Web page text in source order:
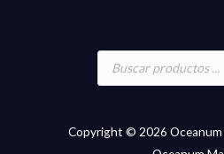
Búsqueda
Copyright © 2026 Oceanum